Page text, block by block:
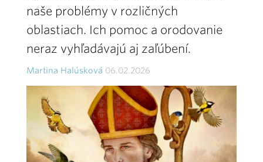
naše problémy v rozličných
oblastiach. Ich pomoc a orodovanie
neraz vyhľadávajú aj zaľúbení.
Martina Halúsková 06.02.2026